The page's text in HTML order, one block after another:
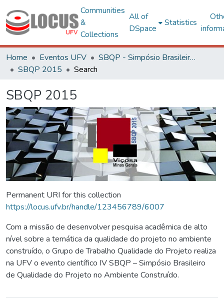
Communities
&
Collections
All of
DSpace
Statistics
Home Eventos UFV
SBQP - Simpósio Brasileiro de Qualidade do Projeto no Ambiente Construído
SBQP 2015
Search
SBQP 2015
Permanent URI for this collection
https://locus.ufv.br/handle/123456789/6007
Com a missão de desenvolver pesquisa acadêmica de alto
nível sobre a temática da qualidade do projeto no ambiente
construído, o Grupo de Trabalho Qualidade do Projeto realiza
na UFV o evento científico IV SBQP – Simpósio Brasileiro
de Qualidade do Projeto no Ambiente Construído.